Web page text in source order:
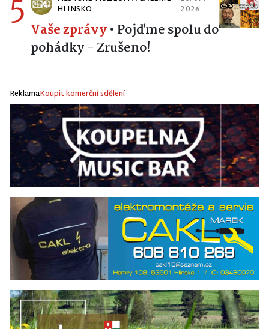
HLINSKO
2026
Vaše zprávy• Pojďme spolu do
pohádky - Zrušeno!
ReklamaKoupit komerční sdělení